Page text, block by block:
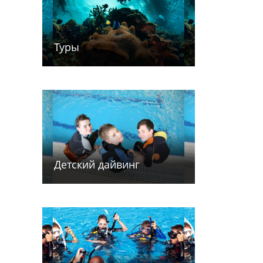
Туры
Детский дайв­­инг